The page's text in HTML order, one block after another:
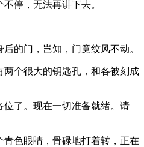
停，无法再讲下去。
的门，岂知，门竟纹风不动。
个很大的钥匙孔，和各被刻成
了。现在一切准备就绪。请
色眼睛，骨碌地打着转，正在